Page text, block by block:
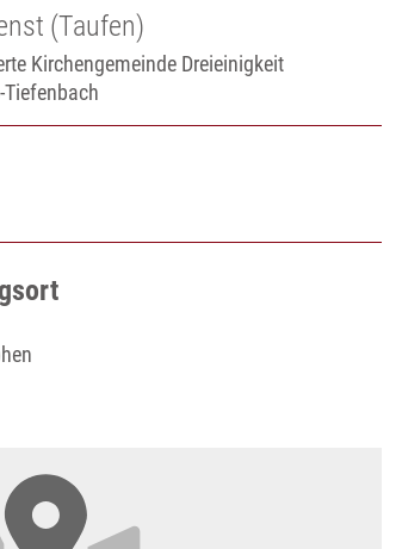
(Taufen)
Kirchengemeinde Dreieinigkeit
Tiefenbach